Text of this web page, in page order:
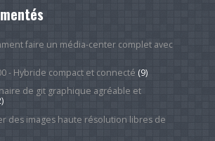
faire un média-center complet avec
- Hybride compact et connecté (9)
de git graphique agréable et
des images haute résolution libres de